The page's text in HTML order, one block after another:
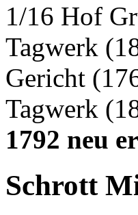
1/16 Hof
Tagwerk
Gericht
Tagwerk
1792 neu
Schrott